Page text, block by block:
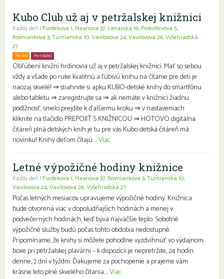
Kubo Club už aj v petržalskej knižnici
Každý deň | Furdekova 1, Haanova 37, Lietavská 16, Prokofievova 5,
Rovniankova 3,Turnianska 10,Vavilovova 24,Vavilovova 26,Vyšehradská
27
Pre deti Pre mládež
Obľúbení knižní hrdinovia už aj v petržalskej knižnici. Mať so sebou
vždy a všade po ruke kvalitnú a ľúbivú knihu na čítanie pre deti je
naozaj skvelé! ⇒ stiahnite si apku KUBO-detské knihy do smartfónu
alebo tabletu ⇒ zaregistrujte sa ⇒ ak nemáte v knižnici žiadnu
podlžnosť, smelo prejdite k ďalšiemu kroku ⇒ v nastaveniach
kliknite na tlačidlo PREPOJIŤ S KNIŽNICOU ⇒ HOTOVO digitálna
čitáreň plná detských kníh je tu pre vás Kubo detská čitáreň má
novinku! Knihy deťom čítajú ...Viac
Letné výpožičné hodiny knižnice
Každý deň | Furdekova 1, Haanova 37, Rovniankova 3,Turnianska 10,
Vavilovova 24,Vavilovova 26,Vyšehradská 27
Počas letných mesiacov upravujeme výpožičné hodiny. Knižnica
bude otvorená viac v dopoludňajších hodinách a menej v
podvečerných hodinách, keď býva najväčšie teplo. Sobotné
výpožičné služby budú počas tohto obdobia nedostupné.
Pripomíname, že knihy si môžete pohodlne vyzdvihnúť vo výdajnom
boxe pri petržalskej plavárni – k dispozícii je nepretržite, 24 hodín
denne, 7 dní v týždni. Ďakujeme za pochopenie a prajeme vám
krásne leto plné skvelého čítania....Viac